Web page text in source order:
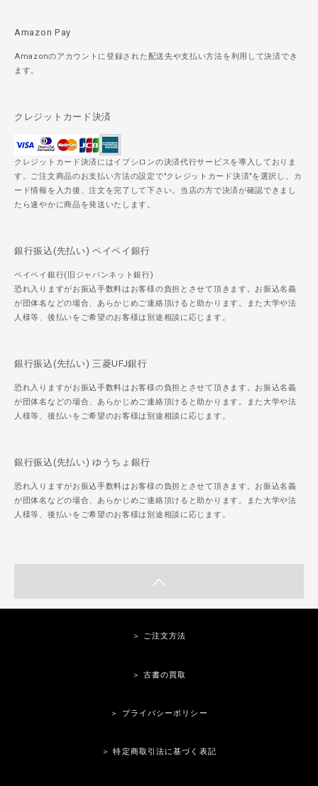
Amazon Pay
Amazonのアカウントに登録された配送先や支払い方法を利用して決済でき
ます。
クレジットカード決済
クレジットカード決済にはイプシロンの決済代行サービスを導入しておりま
す。ご注文商品のお支払い方法の設定で"クレジットカード決済"を選択し、カ
ード情報を入力後、注文を完了して下さい。当店の方で決済が確認できまし
たら速やかに商品を発送いたします。
銀行振込(先払い) ペイペイ銀行
ペイペイ銀行(旧ジャパンネット銀行)
恐れ入りますがお振込手数料はお客様の負担とさせて頂きます。お振込名義
が団体名などの場合、あらかじめご連絡頂けると助かります。また大学や法
人様等、後払いをご希望のお客様は別途相談に応じます。
銀行振込(先払い) 三菱UFJ銀行
恐れ入りますがお振込手数料はお客様の負担とさせて頂きます。お振込名義
が団体名などの場合、あらかじめご連絡頂けると助かります。また大学や法
人様等、後払いをご希望のお客様は別途相談に応じます。
銀行振込(先払い) ゆうちょ銀行
恐れ入りますがお振込手数料はお客様の負担とさせて頂きます。お振込名義
が団体名などの場合、あらかじめご連絡頂けると助かります。また大学や法
人様等、後払いをご希望のお客様は別途相談に応じます。
＞ ご注文方法
＞ 古書の買取
＞ プライバシーポリシー
＞ 特定商取引法に基づく表記